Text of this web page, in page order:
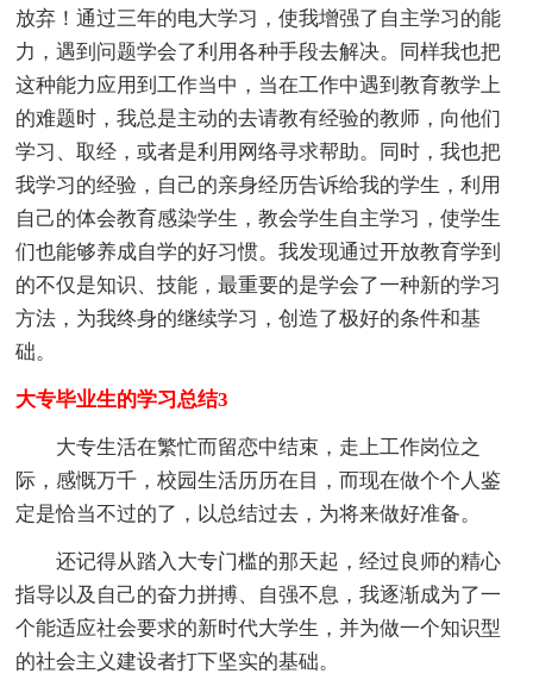
放弃！通过三年的电大学习，使我增强了自主学习的能
力，遇到问题学会了利用各种手段去解决。同样我也把
这种能力应用到工作当中，当在工作中遇到教育教学上
的难题时，我总是主动的去请教有经验的教师，向他们
学习、取经，或者是利用网络寻求帮助。同时，我也把
我学习的经验，自己的亲身经历告诉给我的学生，利用
自己的体会教育感染学生，教会学生自主学习，使学生
们也能够养成自学的好习惯。我发现通过开放教育学到
的不仅是知识、技能，最重要的是学会了一种新的学习
方法，为我终身的继续学习，创造了极好的条件和基
础。
大专毕业生的学习总结3
大专生活在繁忙而留恋中结束，走上工作岗位之
际，感慨万千，校园生活历历在目，而现在做个个人鉴
定是恰当不过的了，以总结过去，为将来做好准备。
还记得从踏入大专门槛的那天起，经过良师的精心
指导以及自己的奋力拼搏、自强不息，我逐渐成为了一
个能适应社会要求的新时代大学生，并为做一个知识型
的社会主义建设者打下坚实的基础。